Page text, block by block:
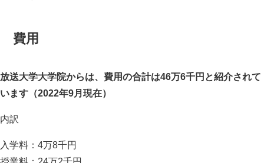
費用
放送大学大学院からは、費用の合計は46万6千円と紹介されて
います（2022年9月現在）
内訳
入学料：4万8千円